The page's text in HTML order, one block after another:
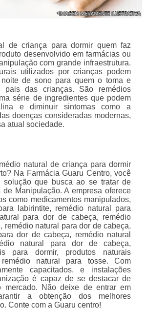
de criança para dormir quem faz
desenvolvido em farmácias ou
com grande infraestrutura.
utilizados por crianças podem
noite de sono para quem o toma e
pais das crianças. São remédios
série de ingredientes que podem
e diminuir sintomas como a
doenças consideradas modernas,
atual sociedade.
natural de criança para dormir
Na Farmácia Guaru Centro, você
solução que busca ao se tratar de
de Manipulação. A empresa oferece
como medicamentos manipulados,
labirintite, remédio natural para
para dor de cabeça, remédio
remédio natural para dor de cabeça,
dor de cabeça, remédio natural
natural para dor de cabeça,
para dormir, produtos naturais
natural para tosse. Com
capacitados, e instalações
é capaz de se destacar de
mercado. Não deixe de entrar em
a obtenção dos melhores
Conte com a Guaru centro!